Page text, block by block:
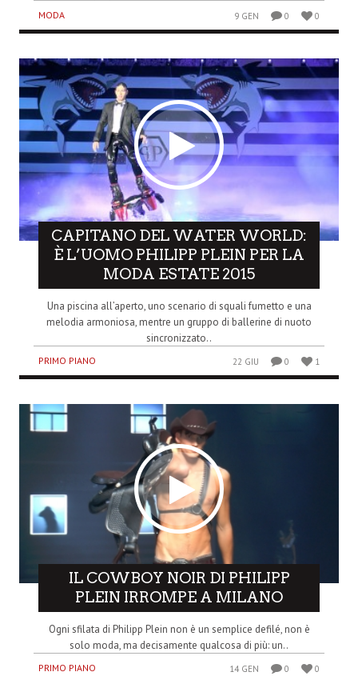
MODA 9 GEN 0 0
CAPITANO DEL WATER WORLD:
È L’UOMO PHILIPP PLEIN PER LA
MODA ESTATE 2015
Una piscina all’aperto, uno scenario di squali fumetto e una
melodia armoniosa, mentre un gruppo di ballerine di nuoto
sincronizzato..
PRIMO PIANO 22 GIU 0 1
IL COWBOY NOIR DI PHILIPP
PLEIN IRROMPE A MILANO
Ogni sfilata di Philipp Plein non è un semplice defilé, non è
solo moda, ma decisamente qualcosa di più: un..
PRIMO PIANO 14 GEN 0 0